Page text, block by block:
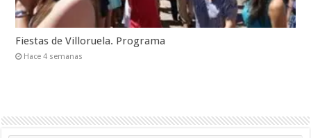
Fiestas de Villoruela. Programa
Hace 4 semanas